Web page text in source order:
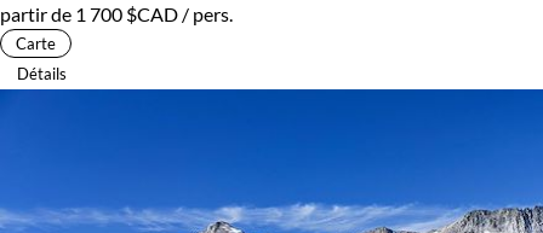
partir de 1 700 $CAD / pers.
Carte
Détails